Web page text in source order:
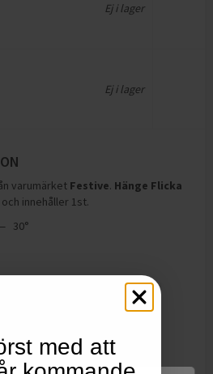
Ej i lager
Ej i lager
varumärket Festive. Hänge Flicka
innehåller 1st.
30°
med att